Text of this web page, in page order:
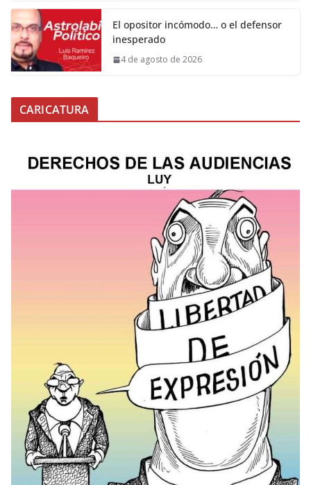
El opositor incómodo… o el defensor
inesperado
4 de agosto de 2026
CARICATURA